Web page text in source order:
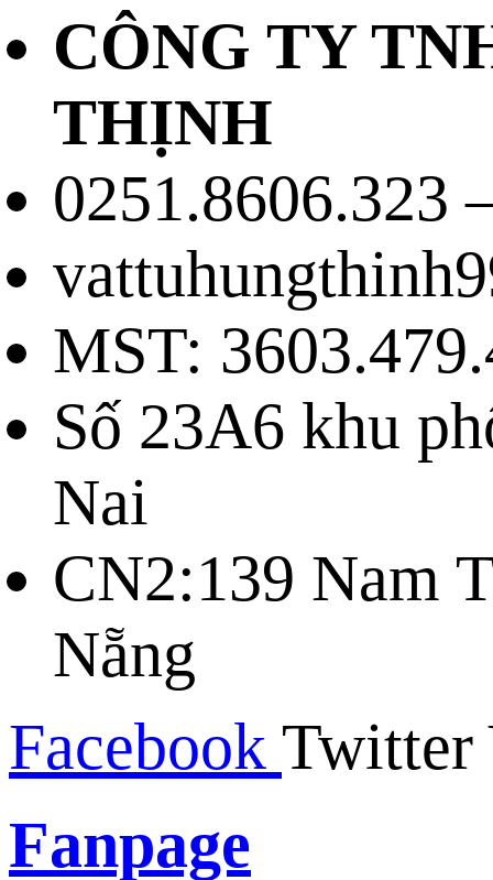
CÔNG TY
THỊNH
0251.8606.323
MST:
Số 23A6 khu
Nai
CN2:139 Nam
Nẵng
Facebook Twitter
Fanpage